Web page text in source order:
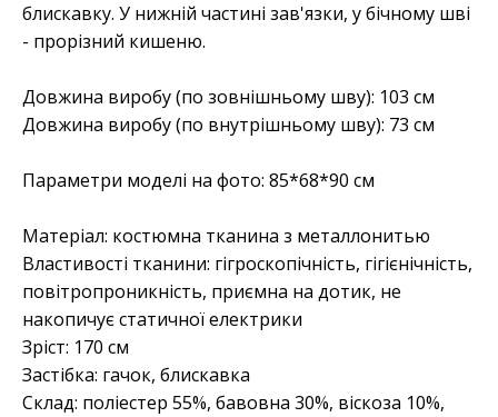
блискавку. У нижній частині зав'язки, у бічному шві
- прорізний кишеню.
Довжина виробу (по зовнішньому шву): 103 см
Довжина виробу (по внутрішньому шву): 73 см
Параметри моделі на фото: 85*68*90 см
Матеріал: костюмна тканина з металлонитью
Властивості тканини: гігроскопічність, гігієнічність,
повітропроникність, приємна на дотик, не
накопичує статичної електрики
Зріст: 170 см
Застібка: гачок, блискавка
Склад: поліестер 55%, бавовна 30%, віскоза 10%,